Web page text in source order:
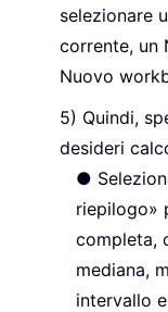
selezionare
corrente, un
Nuovo
Quindi,
desideri
●
riepilogo»
completa,
mediana,
intervallo